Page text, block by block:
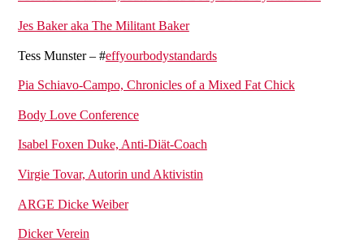
Jes Baker aka The Militant Baker
Tess Munster – #effyourbodystandards
Pia Schiavo-Campo, Chronicles of a Mixed Fat Chick
Body Love Conference
Isabel Foxen Duke, Anti-Diät-Coach
Virgie Tovar, Autorin und Aktivistin
ARGE Dicke Weiber
Dicker Verein